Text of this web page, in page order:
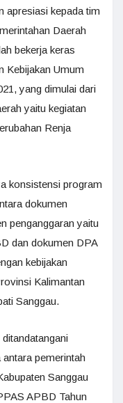
apresiasi kepada tim
Daerah
bekerja keras
Kebijakan Umum
yang dimulai dari
yaitu kegiatan
Renja
konsistensi program
dokumen
penganggaran yaitu
dan dokumen DPA
kebijakan
Kalimantan
Sanggau.
pemerintah
Sanggau
APBD Tahun